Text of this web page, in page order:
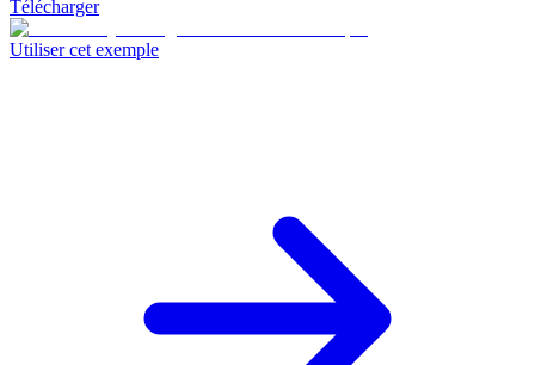
Télécharger
Utiliser cet exemple